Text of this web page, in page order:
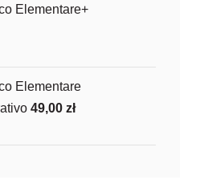
Elementare+
Elementare
49,00zł